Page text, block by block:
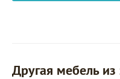
Другая мебель